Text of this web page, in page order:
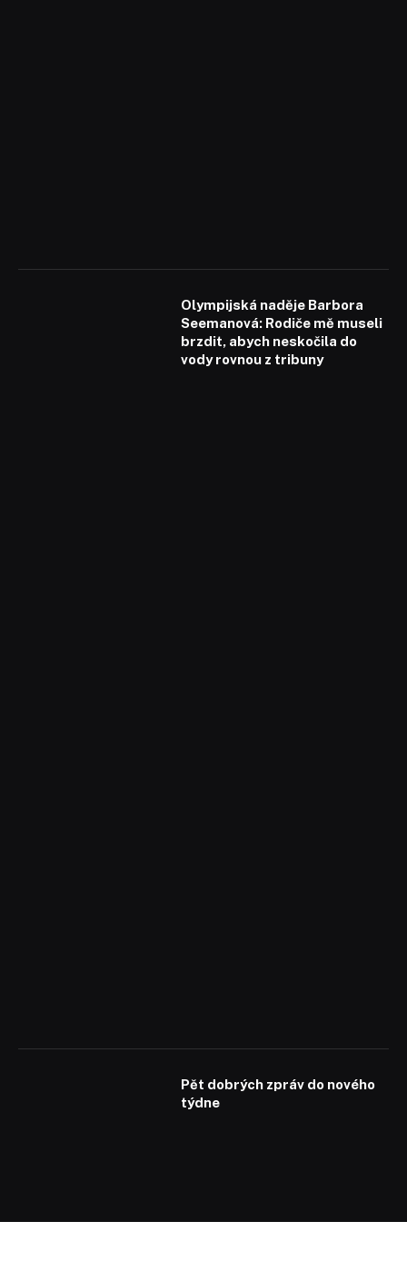
Olympijská naděje Barbora
Seemanová: Rodiče mě museli
brzdit, abych neskočila do
vody rovnou z tribuny
Pět dobrých zpráv do nového
týdne